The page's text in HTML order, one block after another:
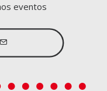
eventos